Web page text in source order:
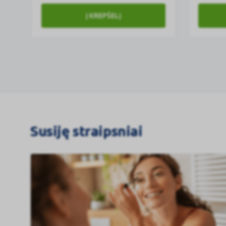
10,5g
Į KREPŠELĮ
-
Susiję straipsniai